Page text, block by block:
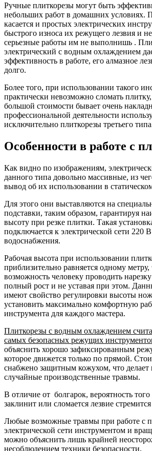
Ручные плиткорезы могут быть
небольших работ в домашних условиях.
касается и простых электрических
быстрого износа их режущего лезвия и
серьезные работы им не выполнишь .
электрический с водным охлаждением
эффективность в работе, его алмазное
долго.
Более того, при использовании такого
практически невозможно сломать
большой стоимости бывает очень
профессиональной деятельности
исключительно плиткорезы третьего
Особенности в работе с
Как видно по изображениям,
данного типа довольно массивные, из
вывод об их использовании в
Для этого они выставляются на
подставки, таким образом, гарантируя
высоту при резке плитки. Такая
подключается к электрической сети 220
водоснабжения.
Рабочая высота при использовании
приблизительно равняется одному метру,
возможность человеку проводить
полный рост и не уставая при этом.
имеют свойство регулировки высоты
установить максимально комфортную
инструмента для каждого мастера.
Плиткорезы с водным охлаждением
самых безопасных режущих
объяснить хорошо зафиксированным
которое движется только по прямой.
снабжено защитным кожухом, что
случайные производственные травмы.
В отличие от болгарок, вероятность
заклинит или сломается лезвие
Любые возможные травмы при работе с
электрической сети инструментом и
можно объяснить лишь крайней
несоблюдением техники безопасности.